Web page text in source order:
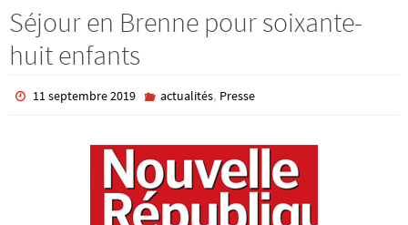
Séjour en Brenne pour soixante-
huit enfants
11 septembre 2019 actualités, Presse